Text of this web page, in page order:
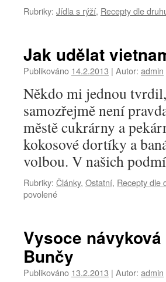
Rubriky: Jídla s rýží, Recepty dle
Jak udělat
Publikováno 14.2.2013 | Autor: admin
Někdo mi jednou
samozřejmě není
městě cukrárny a
kokosové dortíky a
volbou. V našich
Rubriky: Články, Ostatní, Recepty dle
povolenéu
Jak
udělat
vietnamský
banánový
Vysoce
Bunčy
Publikováno 13.2.2013 | Autor: admin